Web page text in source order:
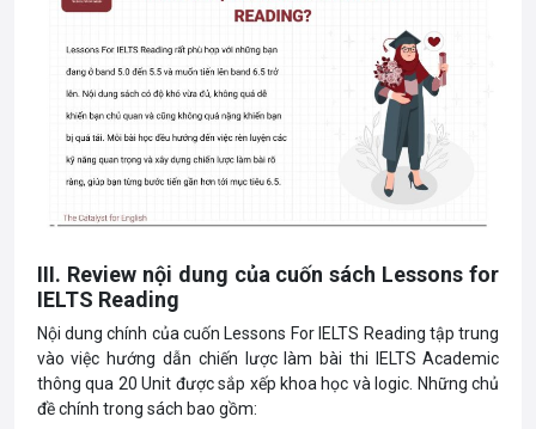
III. Review nội dung của cuốn sách Lessons for
IELTS Reading
Nội dung chính của cuốn Lessons For IELTS Reading tập trung
vào việc hướng dẫn chiến lược làm bài thi IELTS Academic
thông qua 20 Unit được sắp xếp khoa học và logic. Những chủ
đề chính trong sách bao gồm: